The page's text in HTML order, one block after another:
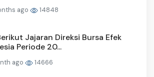
ago 14848
Jajaran Direksi Bursa Efek
Periode 20...
ago 14666